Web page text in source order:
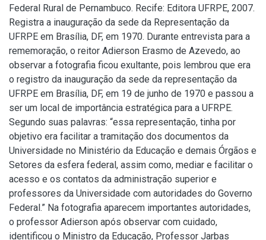
Federal Rural de Pernambuco. Recife: Editora UFRPE, 2007.
Registra a inauguração da sede da Representação da
UFRPE em Brasília, DF, em 1970. Durante entrevista para a
rememoração, o reitor Adierson Erasmo de Azevedo, ao
observar a fotografia ficou exultante, pois lembrou que era
o registro da inauguração da sede da representação da
UFRPE em Brasília, DF, em 19 de junho de 1970 e passou a
ser um local de importância estratégica para a UFRPE.
Segundo suas palavras: “essa representação, tinha por
objetivo era facilitar a tramitação dos documentos da
Universidade no Ministério da Educação e demais Órgãos e
Setores da esfera federal, assim como, mediar e facilitar o
acesso e os contatos da administração superior e
professores da Universidade com autoridades do Governo
Federal.” Na fotografia aparecem importantes autoridades,
o professor Adierson após observar com cuidado,
identificou o Ministro da Educação, Professor Jarbas